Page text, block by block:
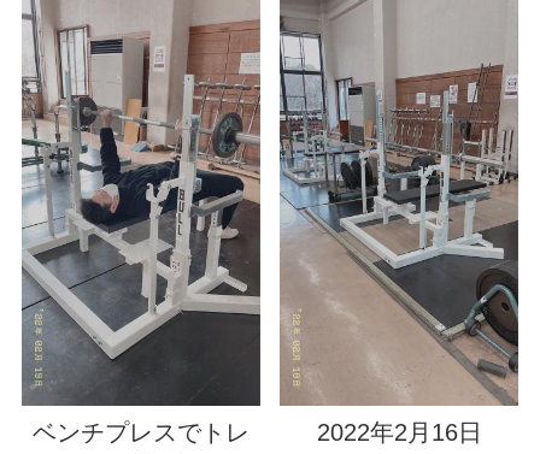
ベンチプレスでトレ
2022年2月16日